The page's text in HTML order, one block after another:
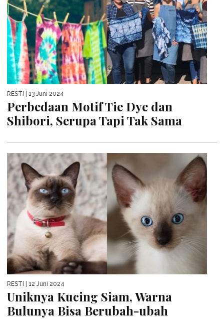
RESTI | 13 Juni 2024
Perbedaan Motif Tie Dye dan
Shibori, Serupa Tapi Tak Sama
RESTI | 12 Juni 2024
Uniknya Kucing Siam, Warna
Bulunya Bisa Berubah-ubah